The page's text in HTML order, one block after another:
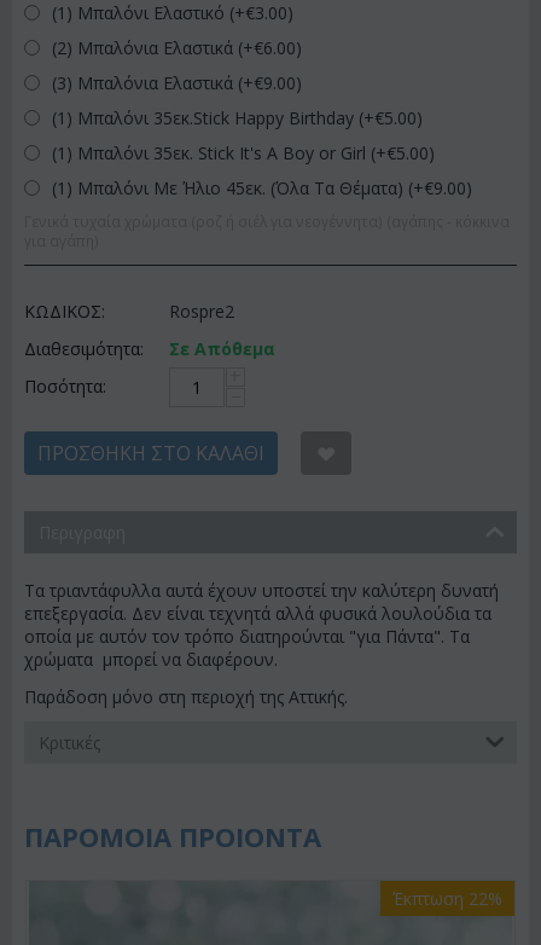
(1) Μπαλόνι Ελαστικό (+€3.00)
(2) Μπαλόνια Ελαστικά (+€6.00)
(3) Μπαλόνια Ελαστικά (+€9.00)
(1) Μπαλόνι 35εκ.Stick Happy Birthday (+€5.00)
(1) Μπαλόνι 35εκ. Stick It's A Boy or Girl (+€5.00)
(1) Μπαλόνι Με Ήλιο 45εκ. (Όλα Τα Θέματα) (+€9.00)
ΚΩΔΙΚΟΣ:
Rospre2
Διαθεσιμότητα:
Σε Απόθεμα
Ποσότητα:
ΠΡΟΣΘΉΚΗ ΣΤΟ ΚΑΛΆΘΙ
Τα τριαντάφυλλα αυτά έχουν υποστεί την καλύτερη δυνατή
επεξεργασία. Δεν είναι τεχνητά αλλά φυσικά λουλούδια τα
οποία με αυτόν τον τρόπο διατηρούνται "για Πάντα". Τα
χρώματα μπορεί να διαφέρουν.
Παράδοση μόνο στη περιοχή της Αττικής.
Κριτικές
ΠΑΡΟΜΟΙΑ ΠΡΟΙΟΝΤΑ
Έκπτωση 22%